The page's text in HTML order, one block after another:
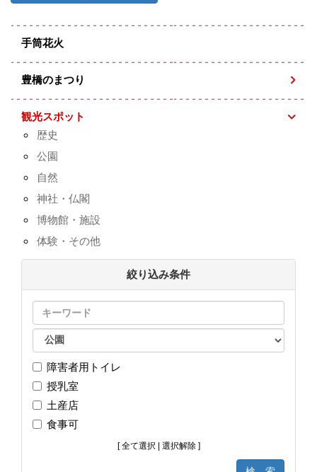
手筒花火
豊橋のまつり
観光スポット
歴史
公園
自然
神社・仏閣
博物館・施設
体験・その他
絞り込み条件
障害者用トイレ
授乳室
土産店
食事可
[全て選択 選択解除]